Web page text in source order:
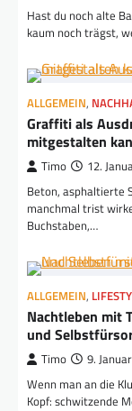
Hast du noch alte
kaum noch trägst,
ALLGEMEIN,
Graffiti als
mitgestalten
Timo 12.
Beton, asphaltierte
manchmal trist
Buchstaben,…
ALLGEMEIN,
Nachtleben mit
und
Timo 9.
Wenn man an die
Kopf: schwitzende